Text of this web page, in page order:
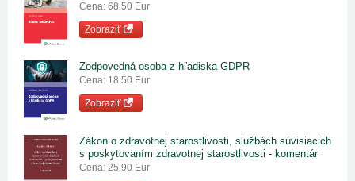
Cena: 68.50 Eur
Zobraziť
Zodpovedná osoba z hľadiska GDPR
Cena: 18.50 Eur
Zobraziť
Zákon o zdravotnej starostlivosti, službách súvisiacich
s poskytovaním zdravotnej starostlivosti - komentár
Cena: 25.90 Eur